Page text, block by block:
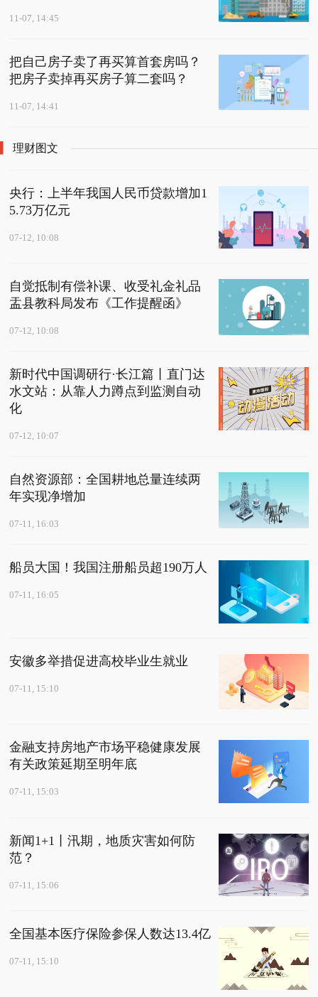
11-07, 14:45
把自己房子卖了再买算首套房吗？
把房子卖掉再买房子算二套吗？
11-07, 14:41
理财图文
央行：上半年我国人民币贷款增加1
5.73万亿元
07-12, 10:08
自觉抵制有偿补课、收受礼金礼品
盂县教科局发布《工作提醒函》
07-12, 10:08
新时代中国调研行·长江篇丨直门达
水文站：从靠人力蹲点到监测自动
化
07-12, 10:07
自然资源部：全国耕地总量连续两
年实现净增加
07-11, 16:03
船员大国！我国注册船员超190万人
07-11, 16:05
安徽多举措促进高校毕业生就业
07-11, 15:10
金融支持房地产市场平稳健康发展
有关政策延期至明年底
07-11, 15:03
新闻1+1丨汛期，地质灾害如何防
范？
07-11, 15:06
全国基本医疗保险参保人数达13.4亿
07-11, 15:10